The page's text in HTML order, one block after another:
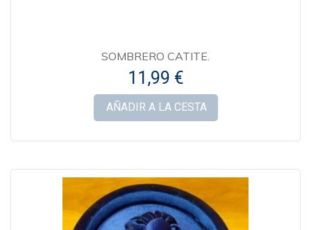
SOMBRERO CATITE.
11,99 €
AÑADIR A LA CESTA